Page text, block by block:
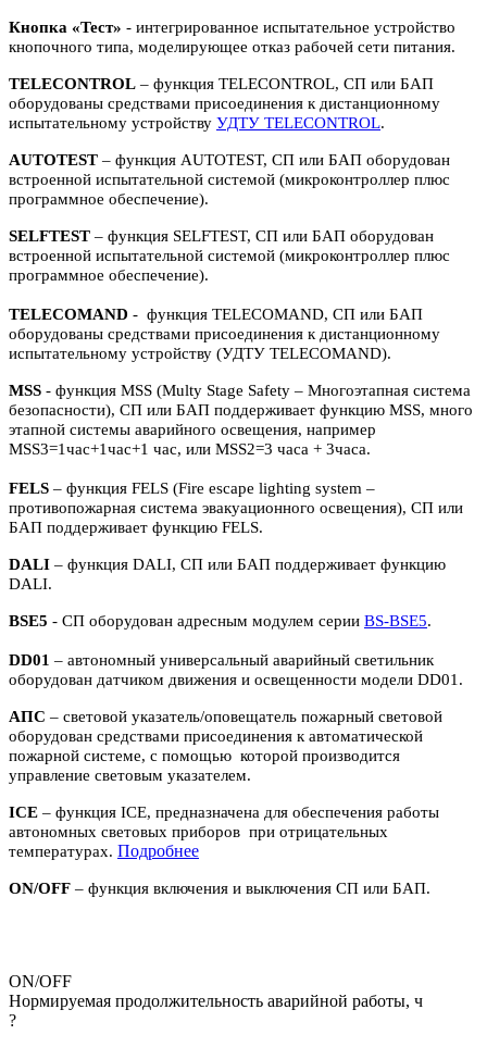
Кнопка «Тест» - интегрированное испытательное устройство
кнопочного типа, моделирующее отказ рабочей сети питания.
TELECONTROL – функция TELECONTROL, СП или БАП
оборудованы средствами присоединения к дистанционному
испытательному устройству УДТУ TELECONTROL.
AUTOTEST – функция AUTOTEST, СП или БАП оборудован
встроенной испытательной системой (микроконтроллер плюс
программное обеспечение).
SELFTEST – функция SELFTEST, СП или БАП оборудован
встроенной испытательной системой (микроконтроллер плюс
программное обеспечение).
TELECOMAND - функция TELECOMAND, СП или БАП
оборудованы средствами присоединения к дистанционному
испытательному устройству (УДТУ TELECOMAND).
MSS - функция MSS (Multy Stage Safety – Многоэтапная система
безопасности), СП или БАП поддерживает функцию MSS, много
этапной системы аварийного освещения, например
MSS3=1час+1час+1 час, или MSS2=3 часа + 3часа.
FELS – функция FELS (Fire escape lighting system –
противопожарная система эвакуационного освещения), СП или
БАП поддерживает функцию FELS.
DALI – функция DALI, СП или БАП поддерживает функцию
DALI.
BSE5 - СП оборудован адресным модулем серии BS-BSE5.
DD01 – автономный универсальный аварийный светильник
оборудован датчиком движения и освещенности модели DD01.
АПС – световой указатель/оповещатель пожарный световой
оборудован средствами присоединения к автоматической
пожарной системе, с помощью которой производится
управление световым указателем.
ICE – функция ICE, предназначена для обеспечения работы
автономных световых приборов при отрицательных
температурах. Подробнее
ON/OFF – функция включения и выключения СП или БАП.
ON/OFF
Нормируемая продолжительность аварийной работы, ч
?